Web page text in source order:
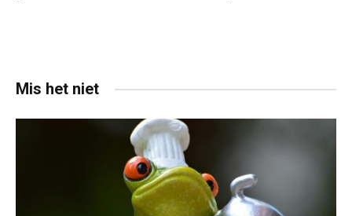
Mis het niet